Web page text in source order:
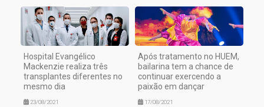
Hospital Evangélico
Mackenzie realiza três
transplantes diferentes no
mesmo dia
23/08/2021
Após tratamento no HUEM,
bailarina tem a chance de
continuar exercendo a
paixão em dançar
17/08/2021